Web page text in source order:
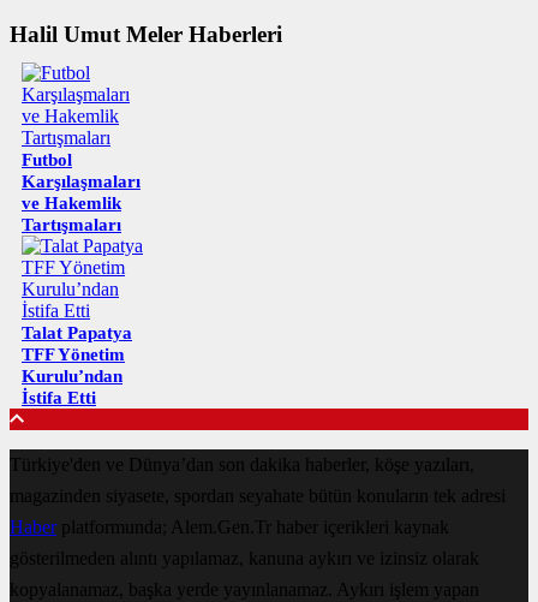
Halil Umut Meler Haberleri
Futbol
Karşılaşmaları
ve Hakemlik
Tartışmaları
Talat Papatya
TFF Yönetim
Kurulu’ndan
İstifa Etti
Türkiye'den ve Dünya’dan son dakika haberler, köşe yazıları,
magazinden siyasete, spordan seyahate bütün konuların tek adresi
Haberplatformunda; Alem.Gen.Tr haber içerikleri kaynak
gösterilmeden alıntı yapılamaz, kanuna aykırı ve izinsiz olarak
kopyalanamaz, başka yerde yayınlanamaz. Aykırı işlem yapan